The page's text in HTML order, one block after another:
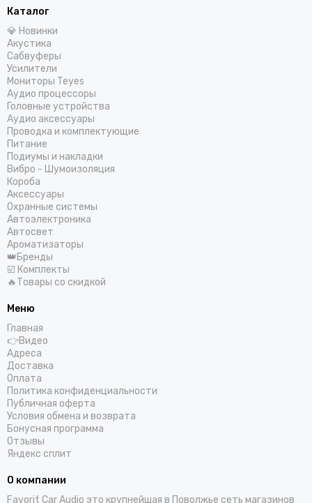
Каталог
💎 Новинки
Акустика
Сабвуферы
Усилители
Мониторы Teyes
Аудио процессоры
Головные устройства
Аудио аксессуары
Проводка и комплектующие
Питание
Подиумы и накладки
Вибро - Шумоизоляция
Короба
Аксессуары
Охранные системы
Автоэлектроника
Автосвет
Ароматизаторы
👑Бренды
☑️ Комплекты
🔥Товары со скидкой
Меню
Главная
👉Видео
Адреса
Доставка
Оплата
Политика конфиденциальности
Публичная оферта
Условия обмена и возврата
Бонусная программа
Отзывы
Яндекс сплит
О компании
Favorit Car Audio это крупнейшая в Поволжье сеть магазинов